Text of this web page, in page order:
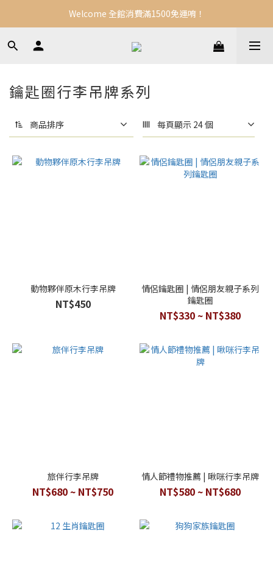
Welcome 全館消費滿1500免運唷！
鑰匙圈行李吊牌系列
商品排序 每頁顯示 24 個
動物夥伴原木行李吊牌
NT$450
情侶鑰匙圈 | 情侶朋友親子系列
鑰匙圈
NT$330 ~ NT$380
旅伴行李吊牌
NT$680 ~ NT$750
情人節禮物推薦 | 啾咪行李吊牌
NT$580 ~ NT$680